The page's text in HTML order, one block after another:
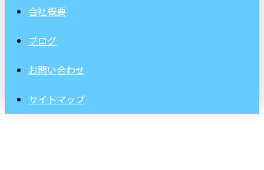
会社概要
ブログ
お問い合わせ
サイトマップ